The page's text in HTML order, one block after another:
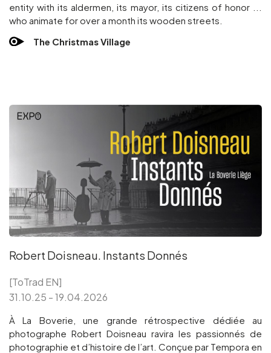
entity with its aldermen, its mayor, its citizens of honor ...
who animate for over a month its wooden streets.
The Christmas Village
Robert Doisneau. Instants Donnés
[ToTrad EN]
31.10.25 - 19.04.2026
À La Boverie, une grande rétrospective dédiée au
photographe Robert Doisneau ravira les passionnés de
photographie et d’histoire de l’art. Conçue par Tempora en